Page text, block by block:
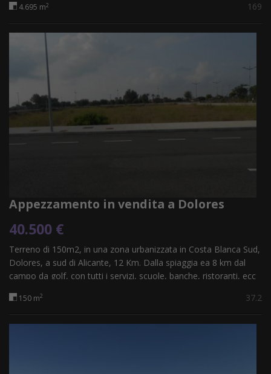
4.695 m2 169
Appezzamento in vendita a Dolores
40.500 €
Terreno di 150m2, in una zona urbanizzata in Costa Blanca Sud,
Dolores, a sud di Alicante, 12 Km. Dalla spiaggia ea 8 km dal
campo da golf, con tutti i servizi, scuole, banche, ristoranti, ecc
150 m2 37.2